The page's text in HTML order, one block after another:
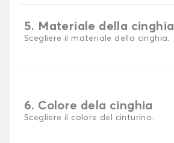
5. Materiale della cinghia
Scegliere il materiale della cinghia.
6. Colore dela cinghia
Scegliere il colore del cinturino.